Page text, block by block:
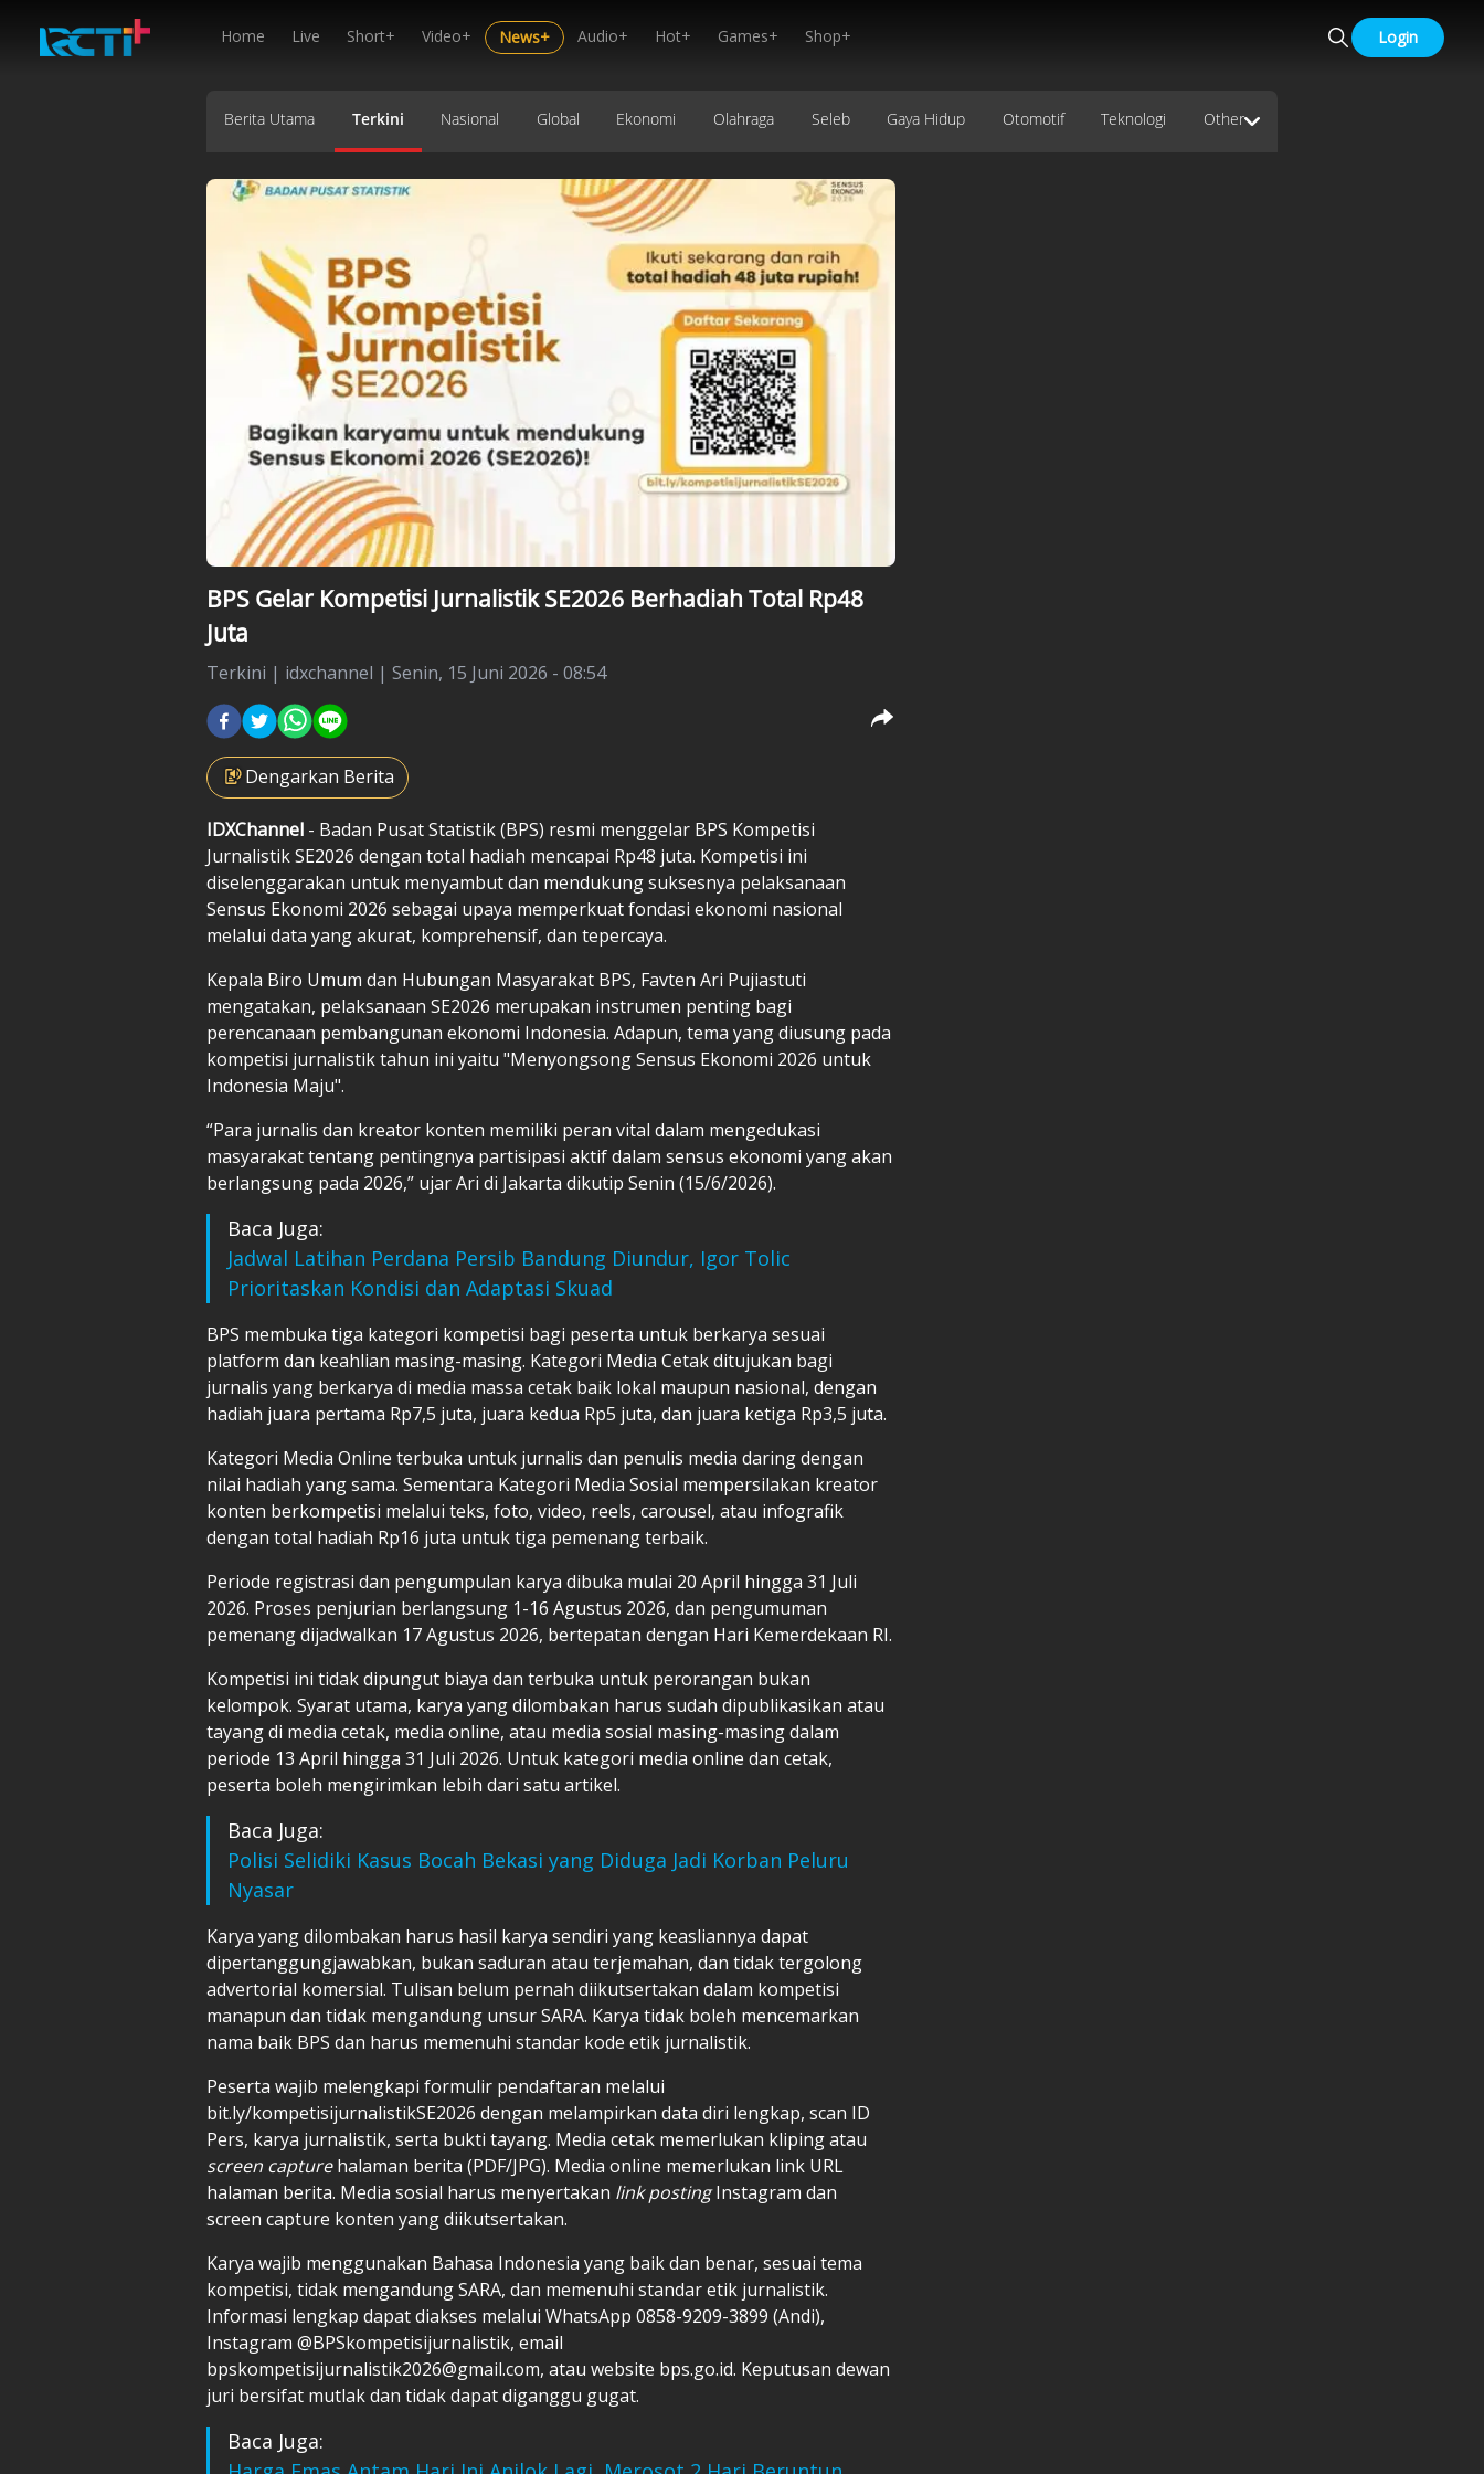
Home Live Short+ Video+ News+ Audio+ Hot+ Games+ Shop+ Login
Berita Utama Terkini Nasional Global Ekonomi Olahraga Seleb Gaya Hidup Otomotif Teknologi Other
BPS Gelar Kompetisi Jurnalistik SE2026 Berhadiah Total Rp48
Juta
Terkini | idxchannel | Senin, 15 Juni 2026 - 08:54
Dengarkan Berita
IDXChannel - Badan Pusat Statistik (BPS) resmi menggelar BPS Kompetisi
Jurnalistik SE2026 dengan total hadiah mencapai Rp48 juta. Kompetisi ini
diselenggarakan untuk menyambut dan mendukung suksesnya pelaksanaan
Sensus Ekonomi 2026 sebagai upaya memperkuat fondasi ekonomi nasional
melalui data yang akurat, komprehensif, dan tepercaya.
Kepala Biro Umum dan Hubungan Masyarakat BPS, Favten Ari Pujiastuti
mengatakan, pelaksanaan SE2026 merupakan instrumen penting bagi
perencanaan pembangunan ekonomi Indonesia. Adapun, tema yang diusung pada
kompetisi jurnalistik tahun ini yaitu "Menyongsong Sensus Ekonomi 2026 untuk
Indonesia Maju".
“Para jurnalis dan kreator konten memiliki peran vital dalam mengedukasi
masyarakat tentang pentingnya partisipasi aktif dalam sensus ekonomi yang akan
berlangsung pada 2026,” ujar Ari di Jakarta dikutip Senin (15/6/2026).
Baca Juga:
Jadwal Latihan Perdana Persib Bandung Diundur, Igor Tolic
Prioritaskan Kondisi dan Adaptasi Skuad
BPS membuka tiga kategori kompetisi bagi peserta untuk berkarya sesuai
platform dan keahlian masing-masing. Kategori Media Cetak ditujukan bagi
jurnalis yang berkarya di media massa cetak baik lokal maupun nasional, dengan
hadiah juara pertama Rp7,5 juta, juara kedua Rp5 juta, dan juara ketiga Rp3,5 juta.
Kategori Media Online terbuka untuk jurnalis dan penulis media daring dengan
nilai hadiah yang sama. Sementara Kategori Media Sosial mempersilakan kreator
konten berkompetisi melalui teks, foto, video, reels, carousel, atau infografik
dengan total hadiah Rp16 juta untuk tiga pemenang terbaik.
Periode registrasi dan pengumpulan karya dibuka mulai 20 April hingga 31 Juli
2026. Proses penjurian berlangsung 1-16 Agustus 2026, dan pengumuman
pemenang dijadwalkan 17 Agustus 2026, bertepatan dengan Hari Kemerdekaan RI.
Kompetisi ini tidak dipungut biaya dan terbuka untuk perorangan bukan
kelompok. Syarat utama, karya yang dilombakan harus sudah dipublikasikan atau
tayang di media cetak, media online, atau media sosial masing-masing dalam
periode 13 April hingga 31 Juli 2026. Untuk kategori media online dan cetak,
peserta boleh mengirimkan lebih dari satu artikel.
Baca Juga:
Polisi Selidiki Kasus Bocah Bekasi yang Diduga Jadi Korban Peluru
Nyasar
Karya yang dilombakan harus hasil karya sendiri yang keasliannya dapat
dipertanggungjawabkan, bukan saduran atau terjemahan, dan tidak tergolong
advertorial komersial. Tulisan belum pernah diikutsertakan dalam kompetisi
manapun dan tidak mengandung unsur SARA. Karya tidak boleh mencemarkan
nama baik BPS dan harus memenuhi standar kode etik jurnalistik.
Peserta wajib melengkapi formulir pendaftaran melalui
bit.ly/kompetisijurnalistikSE2026 dengan melampirkan data diri lengkap, scan ID
Pers, karya jurnalistik, serta bukti tayang. Media cetak memerlukan kliping atau
screen capturehalaman berita (PDF/JPG). Media online memerlukan link URL
halaman berita. Media sosial harus menyertakan link postingInstagram dan
screen capture konten yang diikutsertakan.
Karya wajib menggunakan Bahasa Indonesia yang baik dan benar, sesuai tema
kompetisi, tidak mengandung SARA, dan memenuhi standar etik jurnalistik.
Informasi lengkap dapat diakses melalui WhatsApp 0858-9209-3899 (Andi),
Instagram @BPSkompetisijurnalistik, email
bpskompetisijurnalistik2026@gmail.com, atau website bps.go.id. Keputusan dewan
juri bersifat mutlak dan tidak dapat diganggu gugat.
Baca Juga: